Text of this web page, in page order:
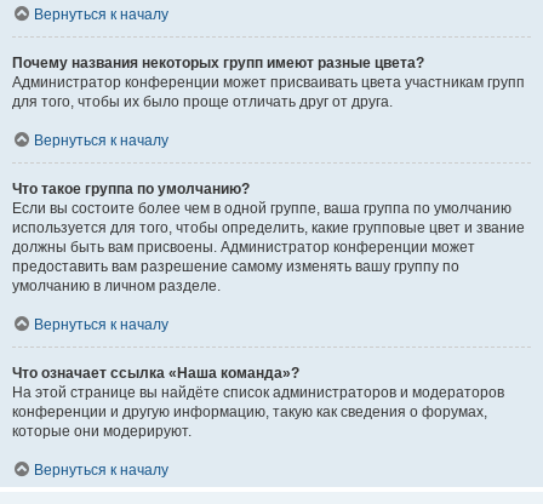
Вернуться к началу
Почему названия некоторых групп имеют разные цвета?
Администратор конференции может присваивать цвета участникам групп
для того, чтобы их было проще отличать друг от друга.
Вернуться к началу
Что такое группа по умолчанию?
Если вы состоите более чем в одной группе, ваша группа по умолчанию
используется для того, чтобы определить, какие групповые цвет и звание
должны быть вам присвоены. Администратор конференции может
предоставить вам разрешение самому изменять вашу группу по
умолчанию в личном разделе.
Вернуться к началу
Что означает ссылка «Наша команда»?
На этой странице вы найдёте список администраторов и модераторов
конференции и другую информацию, такую как сведения о форумах,
которые они модерируют.
Вернуться к началу